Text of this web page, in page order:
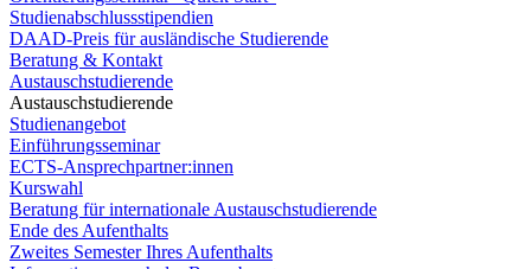
Studienabschlussstipendien
DAAD-Preis für ausländische Studierende
Beratung & Kontakt
Austauschstudierende
Austauschstudierende
Studienangebot
Einführungsseminar
ECTS-Ansprechpartner:innen
Kurswahl
Beratung für internationale Austauschstudierende
Ende des Aufenthalts
Zweites Semester Ihres Aufenthalts